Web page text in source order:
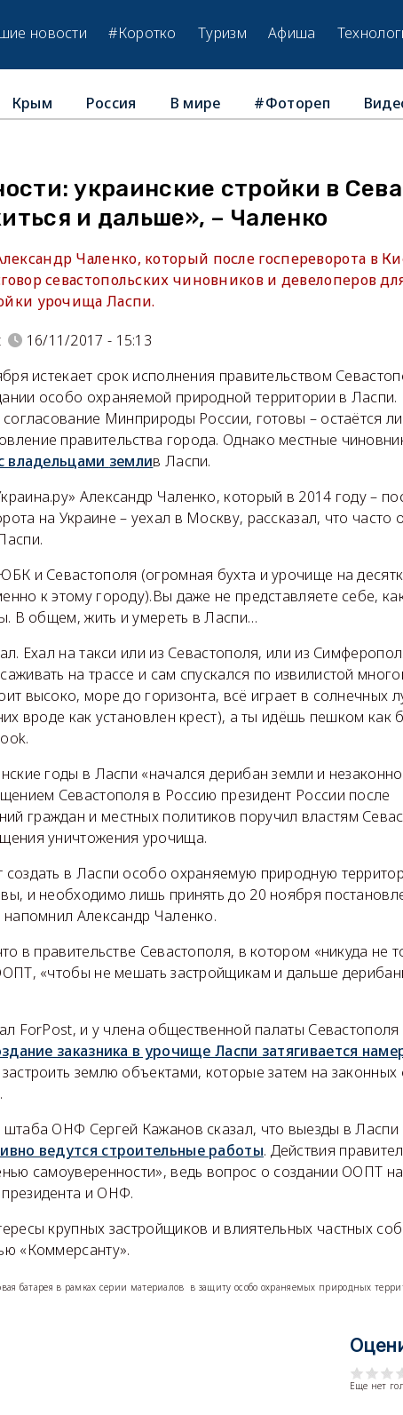
новости #Коротко Туризм Афиша
Крым Россия В мире #Фотореп
украинские стройки в
и дальше», – Чаленко
Чаленко, который после госпереворота в
севастопольских чиновников и девелоперов
урочища Ласпи.
16/11/2017 - 15:13
истекает срок исполнения правительством
особо охраняемой природной территории в Ласпи.
Минприроды России, готовы – остаётся
правительства города. Однако местные
владельцами землив Ласпи.
Александр Чаленко, который в 2014 году –
на Украине – уехал в Москву, рассказал, что часто
и Севастополя (огромная бухта и урочище на
к этому городу).Вы даже не представляете себе,
В общем, жить и умереть в Ласпи…
Ехал на такси или из Севастополя, или из
на трассе и сам спускался по извилистой
высоко, море до горизонта, всё играет в солнечных
вроде как установлен крест), а ты идёшь пешком как
годы в Ласпи «начался дерибан земли и
Севастополя в Россию президент России после
граждан и местных политиков поручил властям
уничтожения урочища.
создать в Ласпи особо охраняемую природную
и необходимо лишь принять до 20 ноября
напомнил Александр Чаленко.
в правительстве Севастополя, в котором «никуда не
«чтобы не мешать застройщикам и дальше
ForPost, и у члена общественной палаты Севастополя
заказника в урочище Ласпи затягивается
землю объектами, которые затем на законных
штаба ОНФ Сергей Кажанов сказал, что выезды в Ласпи
ведутся строительные работы. Действия
самоуверенности», ведь вопрос о создании ООПТ
и ОНФ.
крупных застройщиков и влиятельных частных
«Коммерсанту».
батарея в рамках серии материалов в защиту особо охраняемых природных
Еще нет